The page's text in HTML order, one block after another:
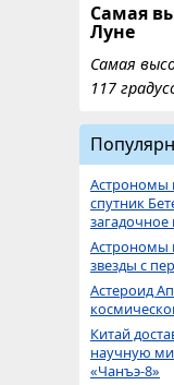
Самая
Луне
Самая
117
Астрономы
спутник
Астрономы
звезды с
Астероид
Китай
научную
«Чанъэ-8»